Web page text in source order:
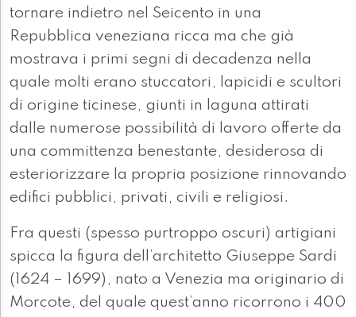
tornare indietro nel Seicento in una
Repubblica veneziana ricca ma che già
mostrava i primi segni di decadenza nella
quale molti erano stuccatori, lapicidi e scultori
di origine ticinese, giunti in laguna attirati
dalle numerose possibilità di lavoro offerte da
una committenza benestante, desiderosa di
esteriorizzare la propria posizione rinnovando
edifici pubblici, privati, civili e religiosi.
Fra questi (spesso purtroppo oscuri) artigiani
spicca la figura dell’architetto Giuseppe Sardi
(1624 – 1699), nato a Venezia ma originario di
Morcote, del quale quest’anno ricorrono i 400